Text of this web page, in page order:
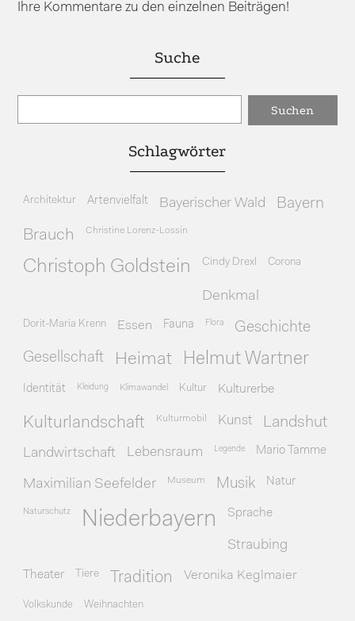
Ihre Kommentare zu den einzelnen Beiträgen!
Suche
Schlagwörter
Architektur Artenvielfalt Bayerischer Wald Bayern
Brauch Christine Lorenz-Lossin
Christoph Goldstein Cindy Drexl Corona
Denkmal
Dorit-Maria Krenn Essen Fauna Flora Geschichte
Gesellschaft Heimat Helmut Wartner
Identität Kleidung Klimawandel Kultur Kulturerbe
Kulturlandschaft Kulturmobil Kunst Landshut
Landwirtschaft Lebensraum Legende Mario Tamme
Maximilian Seefelder Museum Musik Natur
Naturschutz Niederbayern Sprache
Straubing
Theater Tiere Tradition Veronika Keglmaier
Volkskunde Weihnachten